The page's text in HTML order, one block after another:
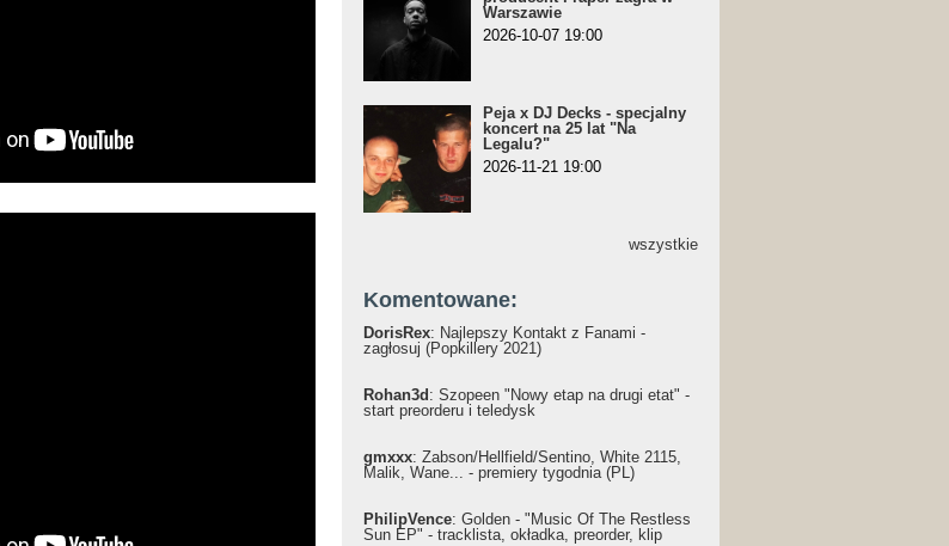
Warszawie
2026-10-07 19:00
Peja x DJ Decks - specjalny
koncert na 25 lat "Na
Legalu?"
2026-11-21 19:00
wszystkie
Komentowane:
DorisRex: Najlepszy Kontakt z Fanami -
zagłosuj (Popkillery 2021)
Rohan3d : Szopeen "Nowy etap na drugi etat" -
start preorderu i teledysk
gmxxx: Żabson/Hellfield/Sentino, White 2115,
Malik, Wane... - premiery tygodnia (PL)
PhilipVence: Golden - "Music Of The Restless
Sun EP" - tracklista, okładka, preorder, klip